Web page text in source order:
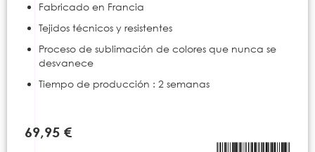
Fabricado en Francia
Tejidos técnicos y resistentes
Proceso de sublimación de colores que nunca se
desvanece
Tiempo de producción : 2 semanas
69,95 €